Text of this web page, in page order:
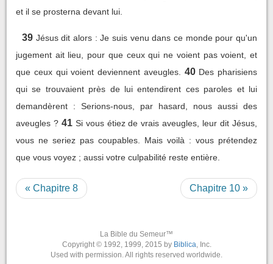
et il se prosterna devant lui.
39 Jésus dit alors : Je suis venu dans ce monde pour qu'un
jugement ait lieu, pour que ceux qui ne voient pas voient, et
que ceux qui voient deviennent aveugles.
40 Des pharisiens
qui se trouvaient près de lui entendirent ces paroles et lui
demandèrent : Serions-nous, par hasard, nous aussi des
aveugles ? 41 Si vous étiez de vrais aveugles, leur dit Jésus,
vous ne seriez pas coupables. Mais voilà : vous prétendez
que vous voyez ; aussi votre culpabilité reste entière.
« Chapitre 8 Chapitre 10 »
La Bible du Semeur™
Copyright © 1992, 1999, 2015 by Biblica, Inc.
Used with permission. All rights reserved worldwide.